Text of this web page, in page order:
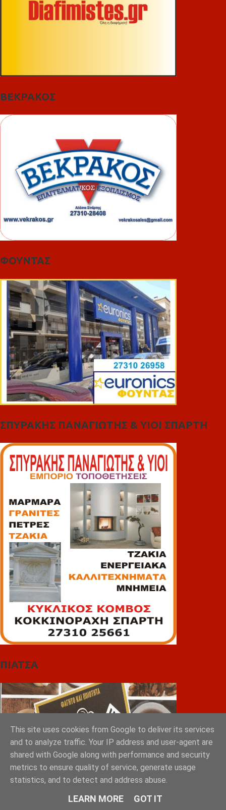
ΒΕΚΡΑΚΟΣ
ΦΟΥΝΤΑΣ
ΣΠΥΡΑΚΗΣ ΠΑΝΑΓΙΩΤΗΣ & YIOI ΣΠΑΡΤΗ
ΠΙΑΤΣΑ
This site uses cookies from Google to deliver its services
and to analyze traffic. Your IP address and user-agent are
shared with Google along with performance and security
metrics to ensure quality of service, generate usage
statistics, and to detect and address abuse.
LEARN MORE GOT IT